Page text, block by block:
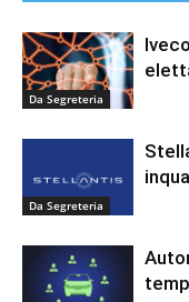
Da Segreteria
Da Segreteria